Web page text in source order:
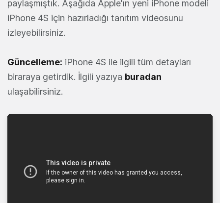
paylaşmıştık. Aşağıda Apple'ın yeni iPhone modeli
iPhone 4S için hazırladığı tanıtım videosunu
izleyebilirsiniz.
Güncelleme: iPhone 4S ile ilgili tüm detayları
biraraya getirdik. İlgili yazıya buradan
ulaşabilirsiniz.